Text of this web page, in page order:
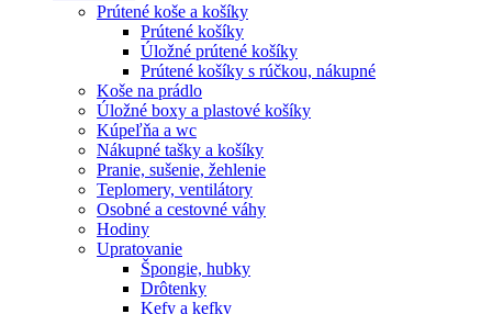
Prútené koše a košíky
Prútené košíky
Úložné prútené košíky
Prútené košíky s rúčkou, nákupné
Koše na prádlo
Úložné boxy a plastové košíky
Kúpeľňa a wc
Nákupné tašky a košíky
Pranie, sušenie, žehlenie
Teplomery, ventilátory
Osobné a cestovné váhy
Hodiny
Upratovanie
Špongie, hubky
Drôtenky
Kefy a kefky